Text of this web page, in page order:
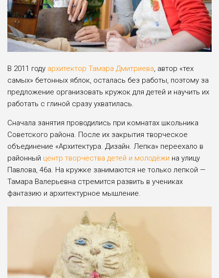
В 2011 году архитектор Тамара Дмитриева, автор «тех
самых» бетонных яблок, осталась без работы, поэтому за
предложение организовать кружок для де­тей и научить их
работать с глиной сразу ухватилась.
Сначала занятия проводились при комнатах школь­ника
Советского района. После их закрытия творческое
объединение «Архитектура. Дизайн. Лепка» переехало в
районный центр творчества детей и молодёжи на ули­цу
Павлова, 46а. На кружке занимаются не только лепкой —
Тамара Валерьевна стремится развить в учениках
фантазию и архитектурное мышление.